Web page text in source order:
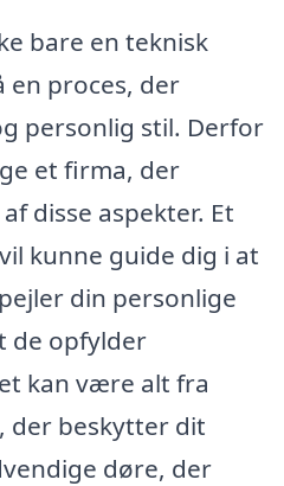
bare en teknisk
en proces, der
personlig stil. Derfor
et firma, der
disse aspekter. Et
kunne guide dig i at
din personlige
de opfylder
kan være alt fra
der beskytter dit
døre, der